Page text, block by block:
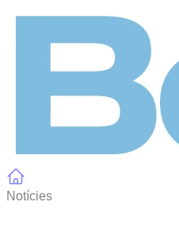
Notícies